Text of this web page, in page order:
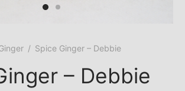
/ Spice Ginger – Debbie
– Debbie